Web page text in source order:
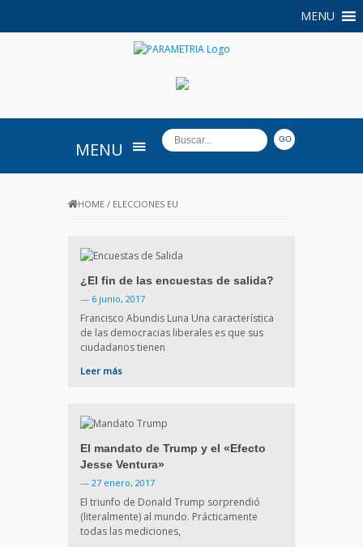
MENU
PARAMETRIA
MENU
HOME / ELECCIONES EU
¿El fin de las encuestas de salida?
— 6 junio, 2017
Francisco Abundis Luna Una característica
de las democracias liberales es que sus
ciudadanos tienen
Leer más
El mandato de Trump y el «Efecto
Jesse Ventura»
— 27 enero, 2017
El triunfo de Donald Trump sorprendió
(literalmente) al mundo. Prácticamente
todas las mediciones,